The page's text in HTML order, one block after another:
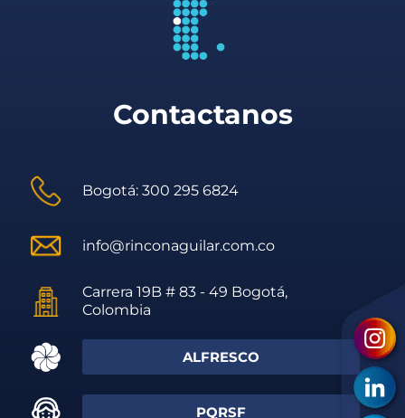
Contactanos
Bogotá: 300 295 6824
info@rinconaguilar.com.co
Carrera 19B # 83 - 49 Bogotá,
Colombia
ALFRESCO
PQRSF